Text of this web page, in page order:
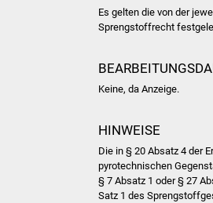
Es gelten die von der
Sprengstoffrecht
Keine, da Anzeige.
HINWEISE
Die in § 20 Absatz 4 der
pyrotechnischen
§ 7 Absatz 1 oder § 27
Satz 1 des